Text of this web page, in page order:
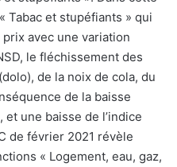
Tabac et stupéfiants » qui
avec une variation
le fléchissement des
de la noix de cola, du
de la baisse
une baisse de l’indice
de février 2021 révèle
« Logement, eau, gaz,